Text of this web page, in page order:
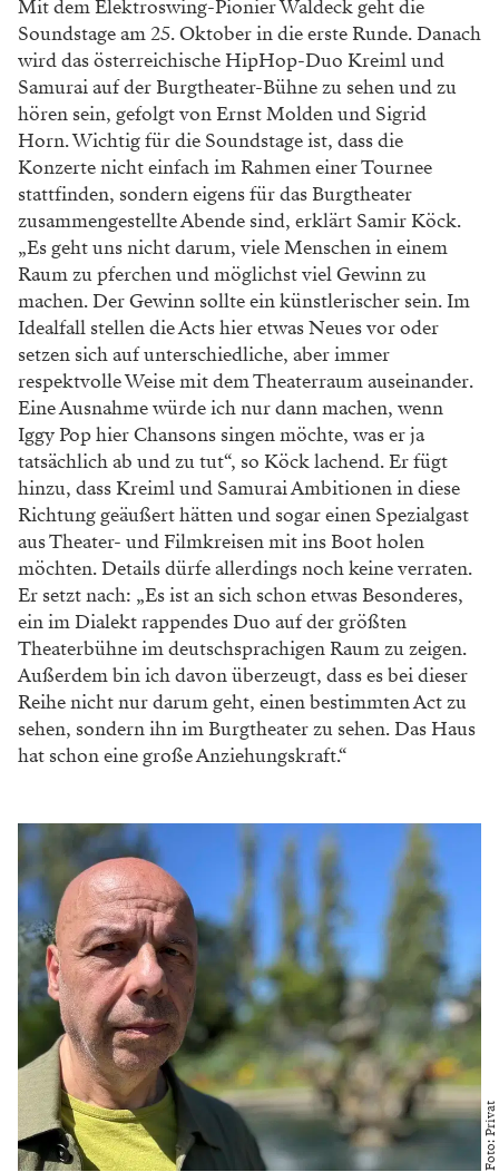
Mit dem Elektroswing-Pionier Waldeck geht die
Soundstage am 25. Oktober in die erste Runde. Danach
wird das österreichische HipHop-Duo Kreiml und
Samurai auf der Burgtheater-Bühne zu sehen und zu
hören sein, gefolgt von Ernst Molden und Sigrid
Horn. Wichtig für die Soundstage ist, dass die
Konzerte nicht einfach im Rahmen einer Tournee
stattfinden, sondern eigens für das Burgtheater
zusammengestellte Abende sind, erklärt Samir Köck.
„Es geht uns nicht darum, viele Menschen in einem
Raum zu pferchen und möglichst viel Gewinn zu
machen. Der Gewinn sollte ein künstlerischer sein. Im
Idealfall stellen die Acts hier etwas Neues vor oder
setzen sich auf unterschiedliche, aber immer
respektvolle Weise mit dem Theaterraum auseinander.
Eine Ausnahme würde ich nur dann machen, wenn
Iggy Pop hier Chansons singen möchte, was er ja
tatsächlich ab und zu tut“, so Köck lachend. Er fügt
hinzu, dass Kreiml und Samurai Ambitionen in diese
Richtung geäußert hätten und sogar einen Spezialgast
aus Theater- und Filmkreisen mit ins Boot holen
möchten. Details dürfe allerdings noch keine verraten.
Er setzt nach: „Es ist an sich schon etwas Besonderes,
ein im Dialekt rappendes Duo auf der größten
Theaterbühne im deutschsprachigen Raum zu zeigen.
Außerdem bin ich davon überzeugt, dass es bei dieser
Reihe nicht nur darum geht, einen bestimmten Act zu
sehen, sondern ihn im Burgtheater zu sehen. Das Haus
hat schon eine große Anziehungskraft.“
Foto: Privat